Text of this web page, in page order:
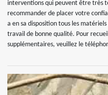
interventions qui peuvent être très
recommander de placer votre
a en sa disposition tous les
travail de bonne qualité. Pour
supplémentaires, veuillez le